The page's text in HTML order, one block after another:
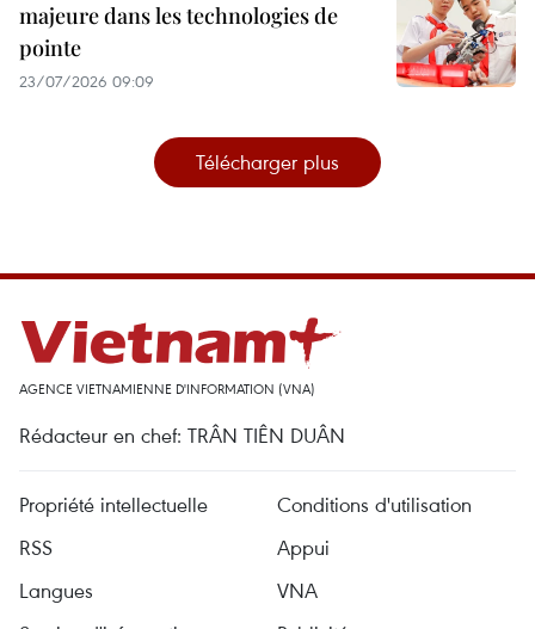
majeure dans les technologies de
pointe
23/07/2026 09:09
Télécharger plus
AGENCE VIETNAMIENNE D'INFORMATION (VNA)
Rédacteur en chef: TRÂN TIÊN DUÂN
Propriété intellectuelle
Conditions d'utilisation
RSS
Appui
Langues
VNA